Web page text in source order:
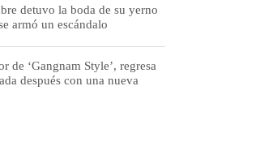
detuvo la boda de su yerno
armó un escándalo
de ‘Gangnam Style’, regresa
después con una nueva